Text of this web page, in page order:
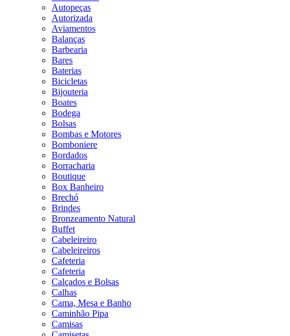
Autopeças
Autorizada
Aviamentos
Balanças
Barbearia
Bares
Baterias
Bicicletas
Bijouteria
Boates
Bodega
Bolsas
Bombas e Motores
Bomboniere
Bordados
Borracharia
Boutique
Box Banheiro
Brechó
Brindes
Bronzeamento Natural
Buffet
Cabeleireiro
Cabeleireiros
Cafeteria
Cafeteria
Calçados e Bolsas
Calhas
Cama, Mesa e Banho
Caminhão Pipa
Camisas